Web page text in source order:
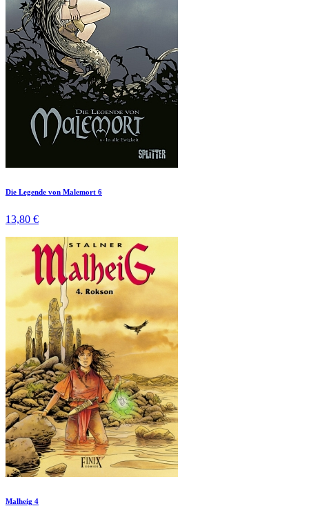
Die Legende von Malemort 6
13,80 €
Malheig 4